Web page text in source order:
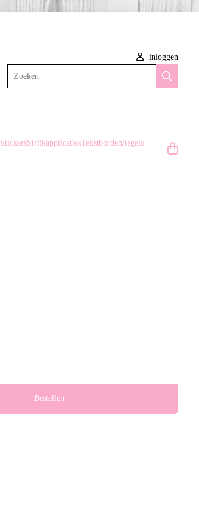
inloggen
StickersStrijkapplicatiesTekstborden/tegels
Bestellen